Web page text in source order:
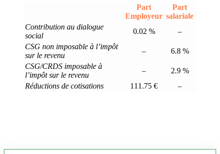
Part
Employeur
Part
salariale
Contribution au dialogue
social
0.02 %
–
CSG non imposable à l’impôt
sur le revenu
–
6.8 %
CSG/CRDS imposable à
l’impôt sur le revenu
–
2.9 %
Réductions de cotisations
111.75 € –